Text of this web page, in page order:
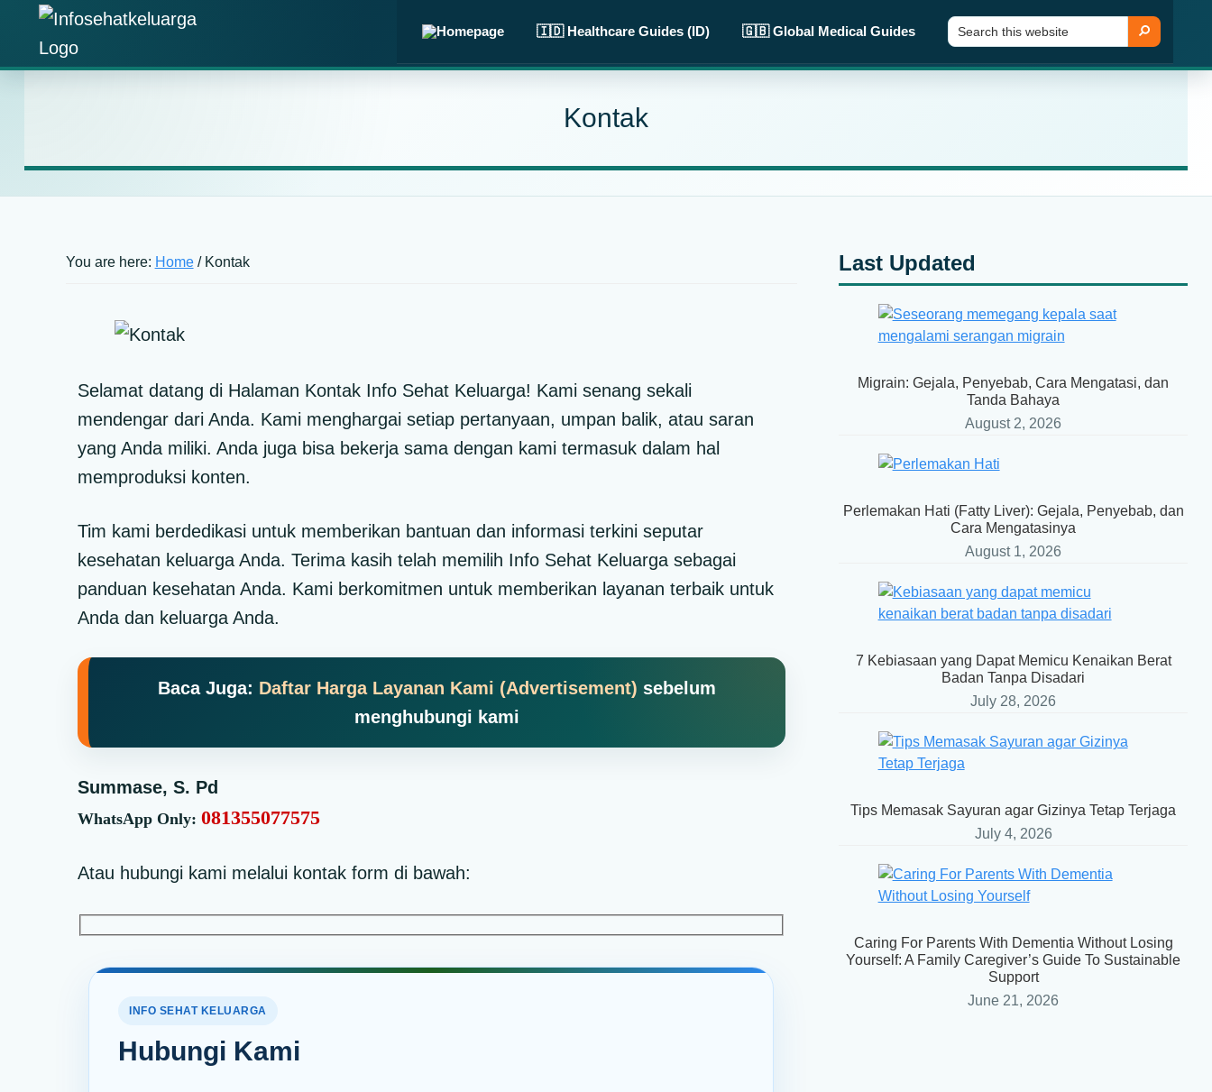
primary
main
primary
footerInfo
Temukan
Keluarga
Terpercaya
🇮🇩 Healthcare Guides (ID) 🇬🇧 Global Medical Guides
Search
this
website
Search
Kontak
You are here: Home /Kontak
Selamat datang di Halaman Kontak Info Sehat Keluarga! Kami senang sekali
mendengar dari Anda. Kami menghargai setiap pertanyaan, umpan balik, atau saran
yang Anda miliki. Anda juga bisa bekerja sama dengan kami termasuk dalam hal
memproduksi konten.
Tim kami berdedikasi untuk memberikan bantuan dan informasi terkini seputar
kesehatan keluarga Anda. Terima kasih telah memilih Info Sehat Keluarga sebagai
panduan kesehatan Anda. Kami berkomitmen untuk memberikan layanan terbaik untuk
Anda dan keluarga Anda.
Baca Juga: Daftar Harga Layanan Kami (Advertisement) sebelum
menghubungi kami
Summase, S. Pd
WhatsApp Only:081355077575
Atau hubungi kami melalui kontak form di bawah:
INFO SEHAT KELUARGA
Hubungi Kami
Primary
Sidebar
Last Updated
Migrain: Gejala, Penyebab, Cara Mengatasi, dan
Tanda Bahaya
August 2, 2026
Perlemakan Hati (Fatty Liver): Gejala, Penyebab, dan
Cara Mengatasinya
August 1, 2026
7 Kebiasaan yang Dapat Memicu Kenaikan Berat
Badan Tanpa Disadari
July 28, 2026
Tips Memasak Sayuran agar Gizinya Tetap Terjaga
July 4, 2026
Caring For Parents With Dementia Without Losing
Yourself: A Family Caregiver’s Guide To Sustainable
Support
June 21, 2026